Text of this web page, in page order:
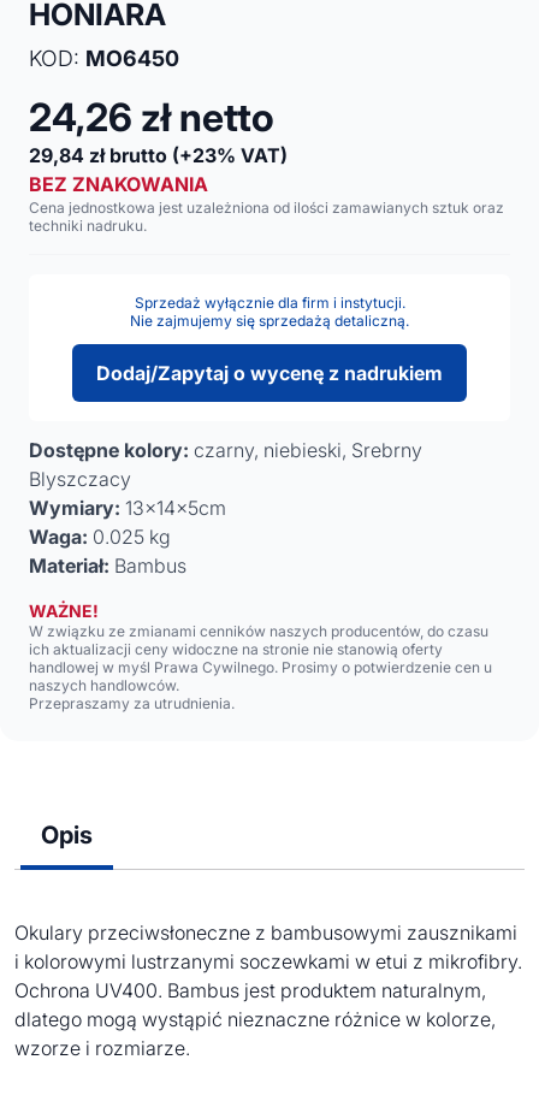
HONIARA
KOD: MO6450
24,26 zł netto
29,84 zł brutto (+23% VAT)
BEZ ZNAKOWANIA
Cena jednostkowa jest uzależniona od ilości zamawianych sztuk oraz
techniki nadruku.
Sprzedaż wyłącznie dla firm i instytucji.
Nie zajmujemy się sprzedażą detaliczną.
Dodaj/Zapytaj o wycenę z nadrukiem
Dostępne kolory: czarny, niebieski, Srebrny
Blyszczacy
Wymiary: 13x14x5cm
Waga: 0.025 kg
Materiał: Bambus
WAŻNE!
W związku ze zmianami cenników naszych producentów, do czasu
ich aktualizacji ceny widoczne na stronie nie stanowią oferty
handlowej w myśl Prawa Cywilnego. Prosimy o potwierdzenie cen u
naszych handlowców.
Przepraszamy za utrudnienia.
Opis
Okulary przeciwsłoneczne z bambusowymi zausznikami
i kolorowymi lustrzanymi soczewkami w etui z mikrofibry.
Ochrona UV400. Bambus jest produktem naturalnym,
dlatego mogą wystąpić nieznaczne różnice w kolorze,
wzorze i rozmiarze.